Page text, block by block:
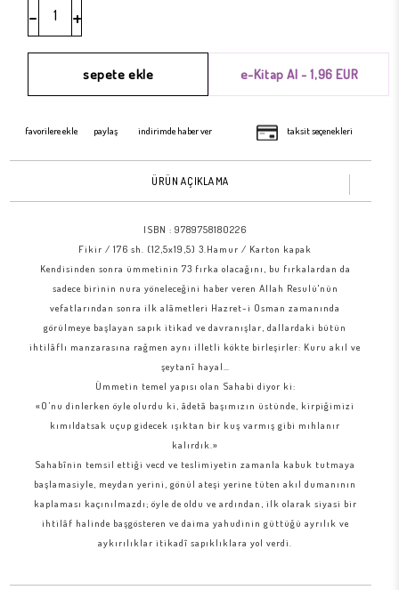
- +
favorilere ekle paylaş indirimde haber ver taksit seçenekleri
ÜRÜN AÇIKLAMA
ISBN :9789758180226
Fikir / 176 sh. (12,5x19,5) 3.Hamur / Karton kapak
Kendisinden sonra ümmetinin 73 fırka olacağını, bu fırkalardan da
sadece birinin nura yöneleceğini haber veren Allah Resulü'nün
vefatlarından sonra ilk alâmetleri Hazret-i Osman zamanında
görülmeye başlayan sapık itikad ve davranışlar, dallardaki bütün
ihtilâflı manzarasına rağmen aynı illetli kökte birleşirler: Kuru akıl ve
şeytanî hayal…
Ümmetin temel yapısı olan Sahabi diyor ki:
«O’nu dinlerken öyle olurdu ki, âdetâ başımızın üstünde, kirpiğimizi
kımıldatsak uçup gidecek ışıktan bir kuş varmış gibi mıhlanır
kalırdık.»
Sahabînin temsil ettiği vecd ve teslimiyetin zamanla kabuk tutmaya
başlamasiyle, meydan yerini, gönül ateşi yerine tüten akıl dumanının
kaplaması kaçınılmazdı; öyle de oldu ve ardından, ilk olarak siyasi bir
ihtilâf halinde başgösteren ve daima yahudinin güttüğü ayrılık ve
aykırılıklar itikadî sapıklıklara yol verdi.
kollar, ilk örneklerinden itibaren tarihî bir geliş halinde teşrih edilir ve